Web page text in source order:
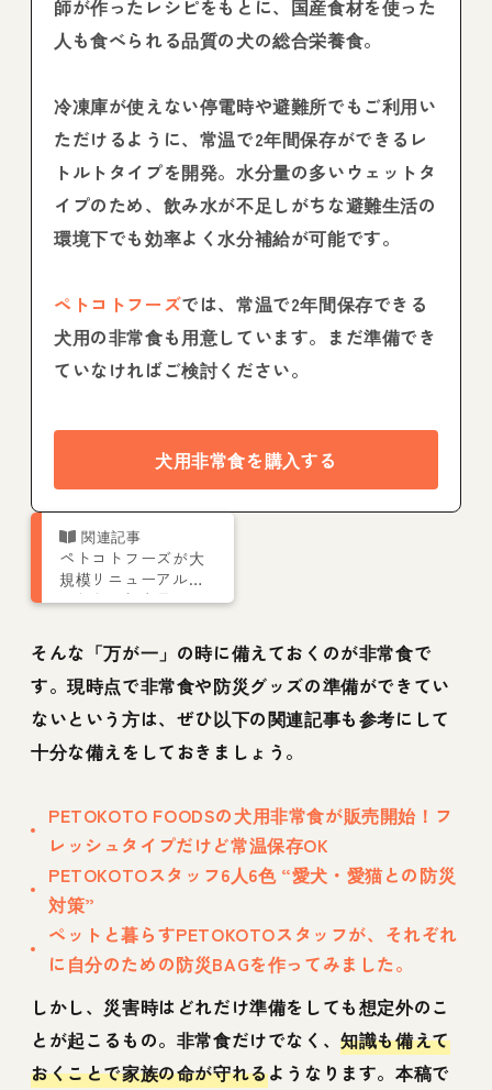
師が作ったレシピをもとに、国産食材を使った
人も食べられる品質の犬の総合栄養食。
冷凍庫が使えない停電時や避難所でもご利用い
ただけるように、常温で2年間保存ができるレ
トルトタイプを開発。水分量の多いウェットタ
イプのため、飲み水が不足しがちな避難生活の
環境下でも効率よく水分補給が可能です。
ペトコトフーズでは、常温で2年間保存できる
犬用の非常食も用意しています。まだ準備でき
ていなければご検討ください。
犬用非常食を購入する
ペトコトフーズが大
規模リニューアルし
ました。新商品の低
始！
そんな「万が一」の時に備えておくのが非常食で
す。現時点で非常食や防災グッズの準備ができてい
ないという方は、ぜひ以下の関連記事も参考にして
十分な備えをしておきましょう。
PETOKOTO FOODSの犬用非常食が販売開始！フ
レッシュタイプだけど常温保存OK
PETOKOTOスタッフ6人6色 “愛犬・愛猫との防災
対策”
ペットと暮らすPETOKOTOスタッフが、それぞれ
に自分のための防災BAGを作ってみました。
しかし、災害時はどれだけ準備をしても想定外のこ
とが起こるもの。非常食だけでなく、知識も備えて
おくことで家族の命が守れるようなります。本稿で